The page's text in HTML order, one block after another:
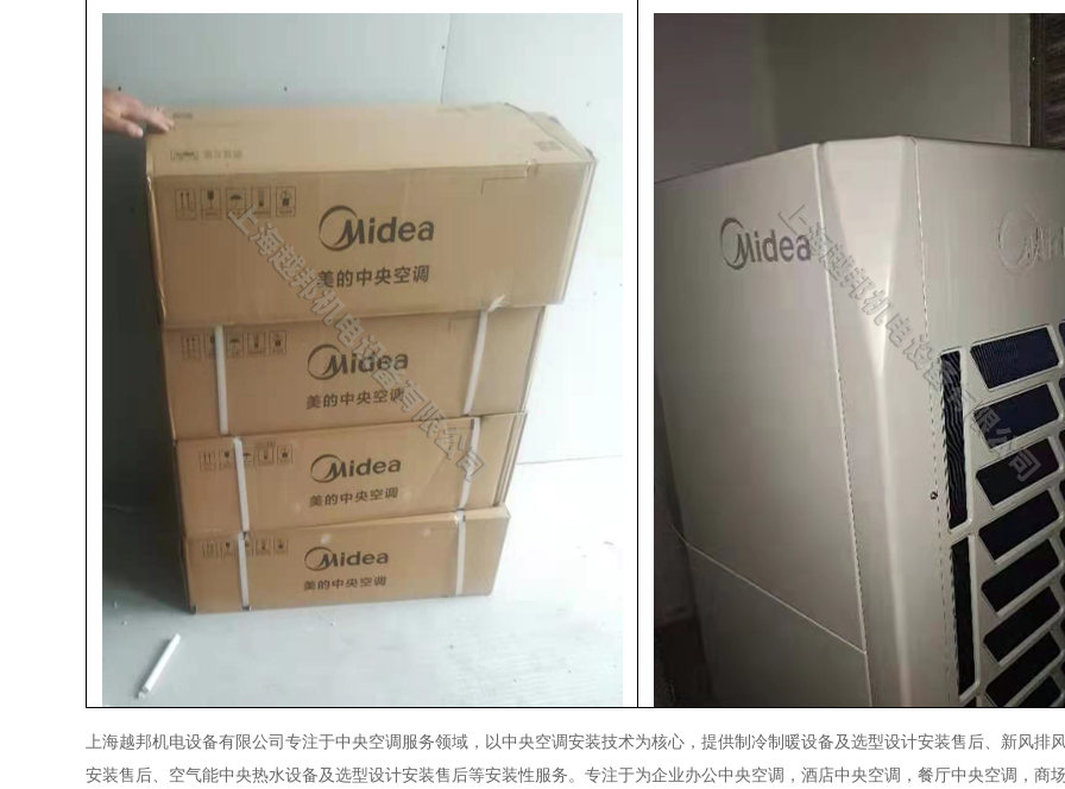
上海越邦机电设备有限公司专注于中央空调服务领域，以中央空调安装技术为核心，提供制冷制暖设备及选型设计安装售后、新风排
安装售后、空气能中央热水设备及选型设计安装售后等安装性服务。专注于为企业办公中央空调，酒店中央空调，餐厅中央空调，商